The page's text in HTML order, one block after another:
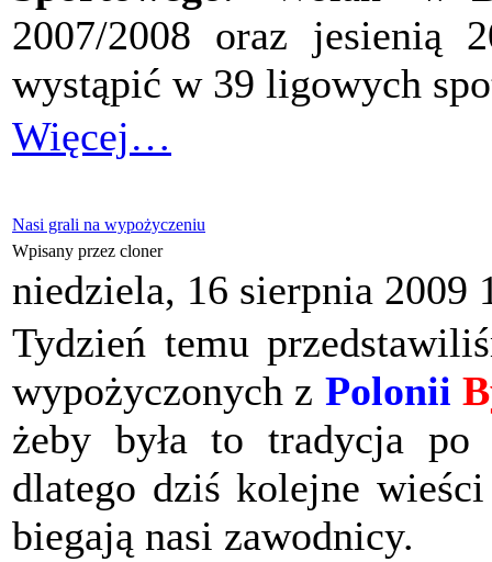
2007/2008 oraz jesienią
wystąpić w 39 ligowych
Więcej…
Nasi grali na wypożyczeniu
Wpisany przez cloner
niedziela, 16 sierpnia 2009
Tydzień temu
wypożyczonych z Polonii
żeby była to tradycja po
dlatego dziś kolejne
biegają nasi zawodnicy.